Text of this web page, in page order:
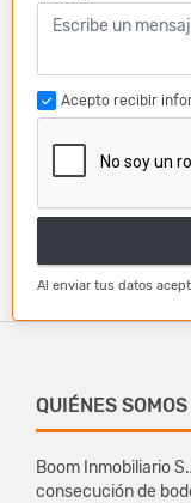
Acepto recibir
Al enviar tus datos
QUIÉNES SOMOS
Boom Inmobiliario
consecución de